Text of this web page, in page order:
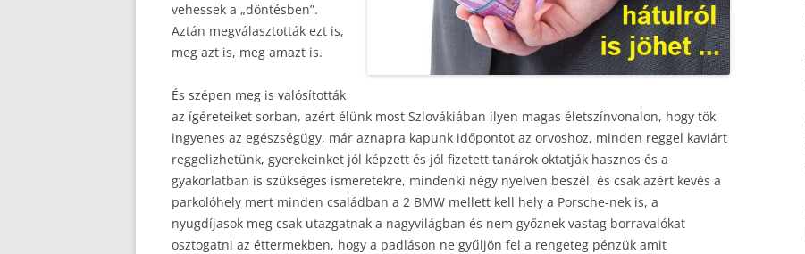
vehessek a „döntésben”.
Aztán megválasztották ezt is,
meg azt is, meg amazt is.
És szépen meg is valósították
az ígéreteiket sorban, azért élünk most Szlovákiában ilyen magas életszínvonalon, hogy tök
ingyenes az egészségügy, már aznapra kapunk időpontot az orvoshoz, minden reggel kaviárt
reggelizhetünk, gyerekeinket jól képzett és jól fizetett tanárok oktatják hasznos és a
gyakorlatban is szükséges ismeretekre, mindenki négy nyelven beszél, és csak azért kevés a
parkolóhely mert minden családban a 2 BMW mellett kell hely a Porsche-nek is, a
nyugdíjasok meg csak utazgatnak a nagyvilágban és nem győznek vastag borravalókat
osztogatni az éttermekben, hogy a padláson ne gyűljön fel a rengeteg pénzük amit